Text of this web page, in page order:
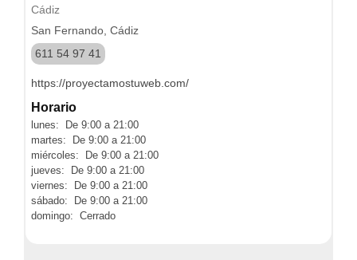
Cádiz
San Fernando, Cádiz
611 54 97 41
https://proyectamostuweb.com/
Horario
lunes: De 9:00 a 21:00
martes: De 9:00 a 21:00
miércoles: De 9:00 a 21:00
jueves: De 9:00 a 21:00
viernes: De 9:00 a 21:00
sábado: De 9:00 a 21:00
domingo: Cerrado